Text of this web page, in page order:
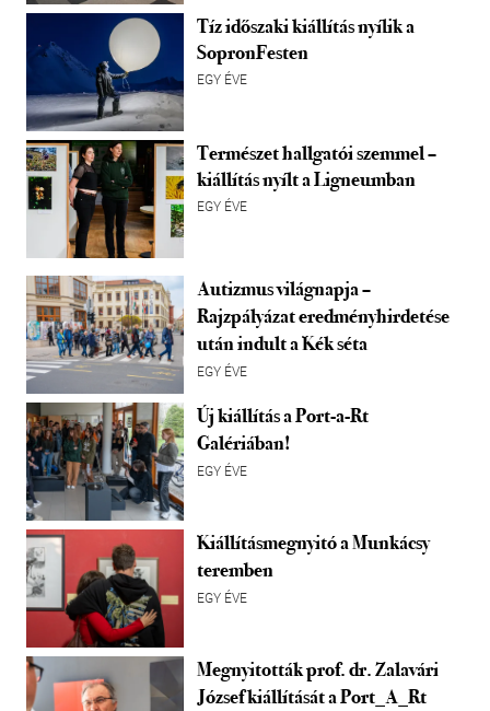
Tíz időszaki kiállítás nyílik a
SopronFesten
EGY ÉVE
Természet hallgatói szemmel –
kiállítás nyílt a Ligneumban
EGY ÉVE
Autizmus világnapja –
Rajzpályázat eredményhirdetése
után indult a Kék séta
EGY ÉVE
Új kiállítás a Port-a-Rt
Galériában!
EGY ÉVE
Kiállításmegnyitó a Munkácsy
teremben
EGY ÉVE
Megnyitották prof. dr. Zalavári
József kiállítását a Port_A_Rt